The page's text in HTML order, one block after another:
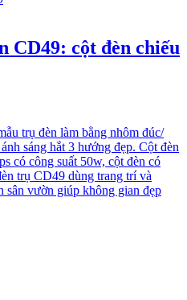
CD49: cột đèn chiếu
trụ đèn làm bằng nhôm đúc/
sáng hắt 3 hướng đẹp. Cột đèn
có công suất 50w, cột đèn có
trụ CD49 dùng trang trí và
sân vườn giúp không gian đẹp